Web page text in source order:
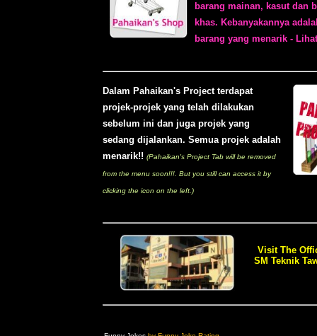
barang mainan, kasut dan
khas. Kebanyakannya
barang yang menarik -
Dalam Pahaikan's Project terdapat
projek-projek yang telah dilakukan
sebelum ini dan juga projek yang
sedang dijalankan. Semua projek adalah
menarik!! (Pahaikan's Project Tab will be removed
from the menu soon!!!. But you still can access it by
clicking the icon on the left.)
Visit The
SM Teknik